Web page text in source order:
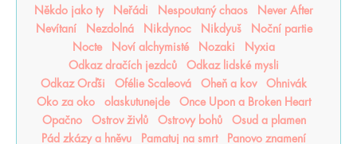
Někdo jako ty Neřádi Nespoutaný chaos
Never After
Nevítaní
Nezdolná Nikdynoc Nikdyuš
Noční partie
Nocte
Noví alchymisté Nozaki
Nyxia
Odkaz dračích jezdců
Odkaz lidské mysli
Odkaz Orďši
Ofélie Scaleová Oheň a kov
Ohnivák
Oko za oko
olaskutunejde
Once Upon a Broken Heart
Opačno
Ostrov živlů Ostrovy bohů
Osud a plamen
Pád zkázy a hněvu
Pamatuj na smrt
Panovo znamení